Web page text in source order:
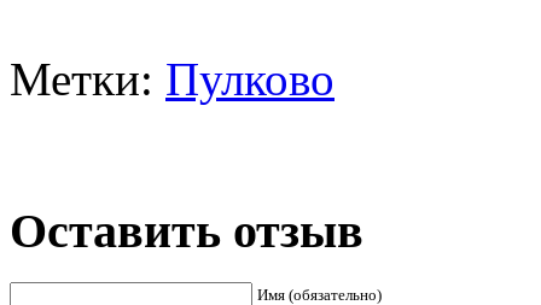
Метки: Пулково
Оставить отзыв
Имя (обязательно)